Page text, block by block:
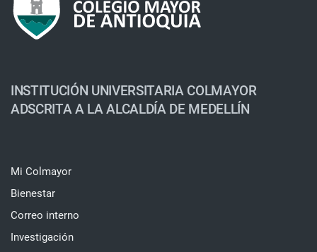
INSTITUCIÓN UNIVERSITARIA COLMAYOR
ADSCRITA A LA ALCALDÍA DE MEDELLÍN
Mi Colmayor
Bienestar
Correo interno
Investigación